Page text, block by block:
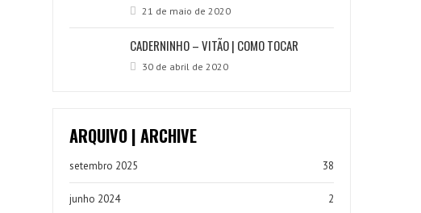
21 de maio de 2020
CADERNINHO – VITÃO | COMO TOCAR
30 de abril de 2020
ARQUIVO | ARCHIVE
setembro 2025 38
junho 2024 2